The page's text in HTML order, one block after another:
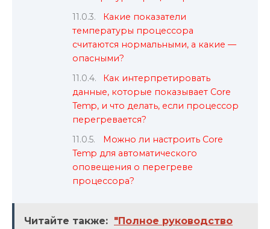
Какие показатели
температуры процессора
считаются нормальными, а какие —
опасными?
Как интерпретировать
данные, которые показывает Core
Temp, и что делать, если процессор
перегревается?
Можно ли настроить Core
Temp для автоматического
оповещения о перегреве
процессора?
Читайте также: "Полное руководство